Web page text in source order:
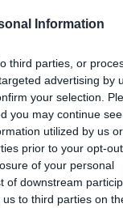
Information
third parties, or
advertising by
your selection.
you may continue
utilized by us or
prior to your opt-
of your personal
of downstream
us to third parties on